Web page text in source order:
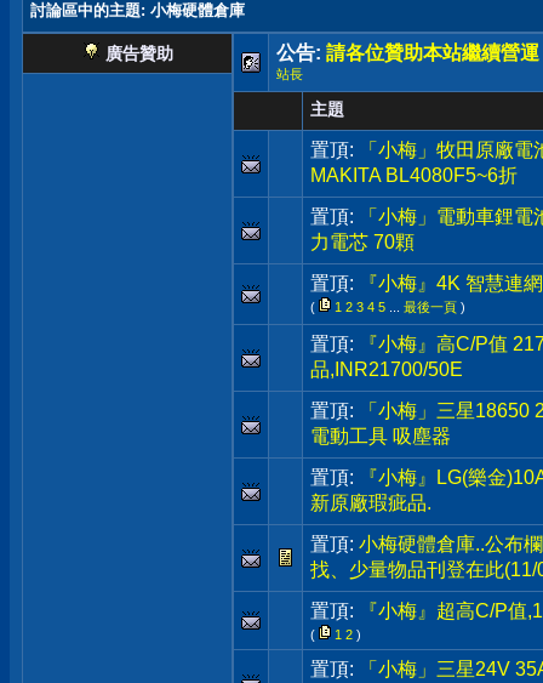
討論區中的主題: 小梅硬體倉庫
廣告贊助 公告: 請各位贊助本站繼續營運
站長
主題
置頂:
「小梅」牧田原廠
MAKITA BL4080F5~6折
置頂:
「小梅」電動車鋰
力電芯 70顆
置頂:
『小梅』4K 智慧連
( 1 2 3 4 5 最後一頁 )
置頂:
『小梅』高C/P值
品,INR21700/50E
置頂:
「小梅」三星18650
電動工具 吸塵器
置頂:
『小梅』LG(樂金
新原廠瑕疵品.
置頂: 小梅硬體倉庫..公布
找、少量物品刊登在此(11/
置頂:
『小梅』超高C/P值
( 1 2 )
置頂:
「小梅」三星24V